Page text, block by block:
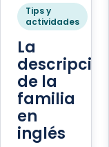
Tips y
actividades
La
descripción
de la
familia
en
inglés